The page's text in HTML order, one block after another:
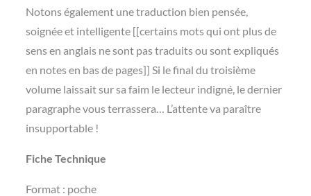
Notons également une traduction bien pensée,
soignée et intelligente [[certains mots qui ont plus de
sens en anglais ne sont pas traduits ou sont expliqués
en notes en bas de pages]] Si le final du troisième
volume laissait sur sa faim le lecteur indigné, le dernier
paragraphe vous terrassera… L’attente va paraître
insupportable !
Fiche Technique
Format : poche